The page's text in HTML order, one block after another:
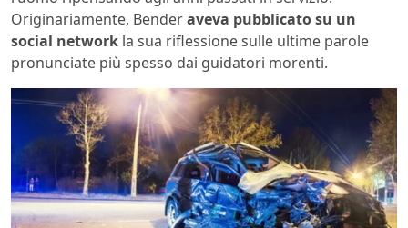
Originariamente, Benderaveva pubblicato su un
social network la sua riflessione sulle ultime parole
pronunciate più spesso dai guidatori morenti.